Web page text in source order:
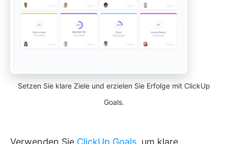
Setzen Sie klare Ziele und erzielen Sie Erfolge mit ClickUp
Goals.
Verwenden Sie ClickUp Goals , um klare